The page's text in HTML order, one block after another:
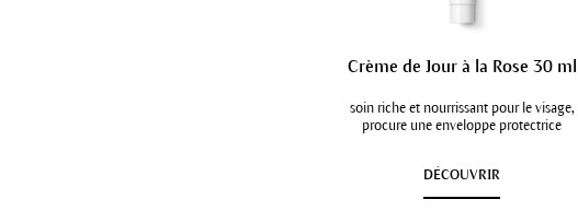
Crème de Jour à la Rose 30 ml
soin riche et nourrissant pour le visage,
procure une enveloppe protectrice
DÉCOUVRIR